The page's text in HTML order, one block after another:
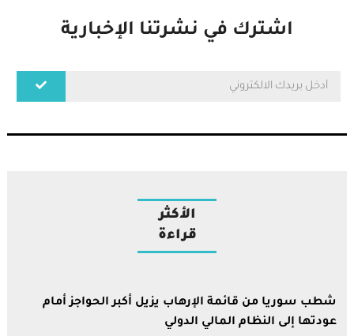
اشترك في نشرتنا الإخبارية
الأكثر
قراءة
شطب سوريا من قائمة الإرهاب يزيل أكبر الحواجز أمام
عودتها إلى النظام المالي الدولي